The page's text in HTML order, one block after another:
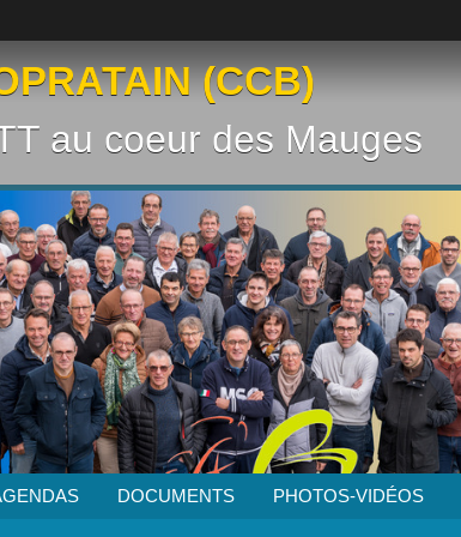
(CCB)
au coeur des Mauges
DOCUMENTS PHOTOS-VIDÉOS